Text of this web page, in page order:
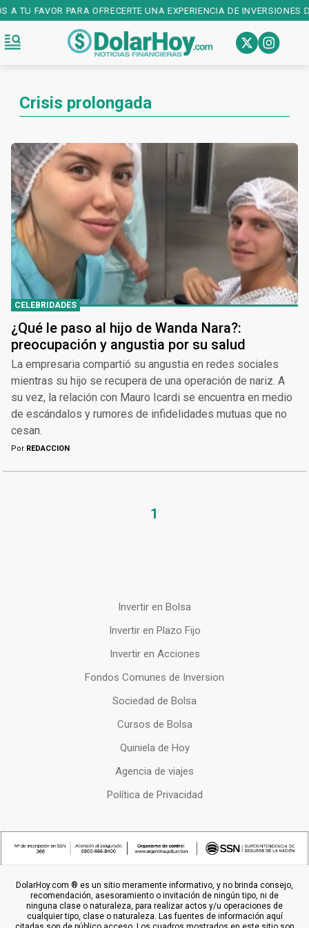
FAVOR PARA OFRECERTE UNA EXPERIENCIA DE INVERSIONES
Crisis prolongada
CELEBRIDADES
¿Qué le paso al hijo de Wanda Nara?:
preocupación y angustia por su salud
La empresaria compartió su angustia en redes sociales
mientras su hijo se recupera de una operación de nariz. A
su vez, la relación con Mauro Icardi se encuentra en medio
de escándalos y rumores de infidelidades mutuas que no
cesan.
Por REDACCION
1
Invertir en Bolsa
Invertir en Plazo Fijo
Invertir en Acciones
Fondos Comunes de Inversion
Sociedad de Bolsa
Cursos de Bolsa
Quiniela de Hoy
Agencia de viajes
Política de Privacidad
DolarHoy.com ® es un sitio meramente informativo, y no brinda consejo,
recomendación, asesoramiento o invitación de ningún tipo, ni de
ninguna clase o naturaleza, para realizar actos y/u operaciones de
cualquier tipo, clase o naturaleza. Las fuentes de información aquí